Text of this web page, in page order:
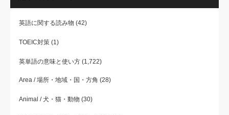
英語に関する読み物 (42)
TOEIC対策 (1)
英単語の意味と使い方 (1,722)
Area / 場所・地域・国・方角 (28)
Animal / 犬・猫・動物 (30)